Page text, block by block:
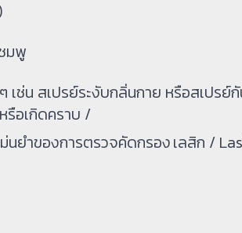
มพู
ช่น สเปรย์ระงับกลิ่นกาย หรือสเปรย์
รือเกิดคราบ /
ยำของการตรวจคัดกรอง เลสิก /